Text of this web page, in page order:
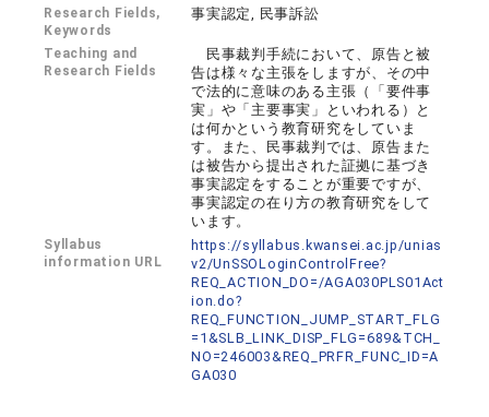
Research Fields,
Keywords
事実認定, 民事訴訟
Teaching and
Research Fields
民事裁判手続において、原告と被
告は様々な主張をしますが、その中
で法的に意味のある主張（「要件事
実」や「主要事実」といわれる）と
は何かという教育研究をしていま
す。また、民事裁判では、原告また
は被告から提出された証拠に基づき
事実認定をすることが重要ですが、
事実認定の在り方の教育研究をして
います。
Syllabus
information URL
https://syllabus.kwansei.ac.jp/unias
v2/UnSSOLoginControlFree?
REQ_ACTION_DO=/AGA030PLS01Act
ion.do?
REQ_FUNCTION_JUMP_START_FLG
=1&SLB_LINK_DISP_FLG=689&TCH_
NO=246003&REQ_PRFR_FUNC_ID=A
GA030